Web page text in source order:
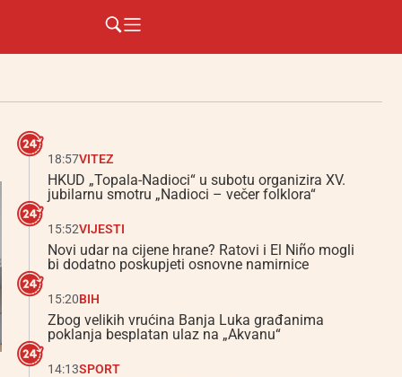
18:57VITEZ
HKUD „Topala-Nadioci“ u subotu organizira XV.
jubilarnu smotru „Nadioci – večer folklora“
15:52VIJESTI
Novi udar na cijene hrane? Ratovi i El Niño mogli
bi dodatno poskupjeti osnovne namirnice
15:20BIH
Zbog velikih vrućina Banja Luka građanima
poklanja besplatan ulaz na „Akvanu“
14:13SPORT